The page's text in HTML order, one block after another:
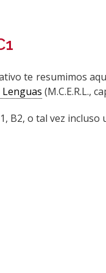
te resumimos
(M.C.E.R.L.,
B2, o tal vez incluso